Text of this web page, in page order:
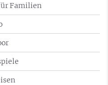
Familien